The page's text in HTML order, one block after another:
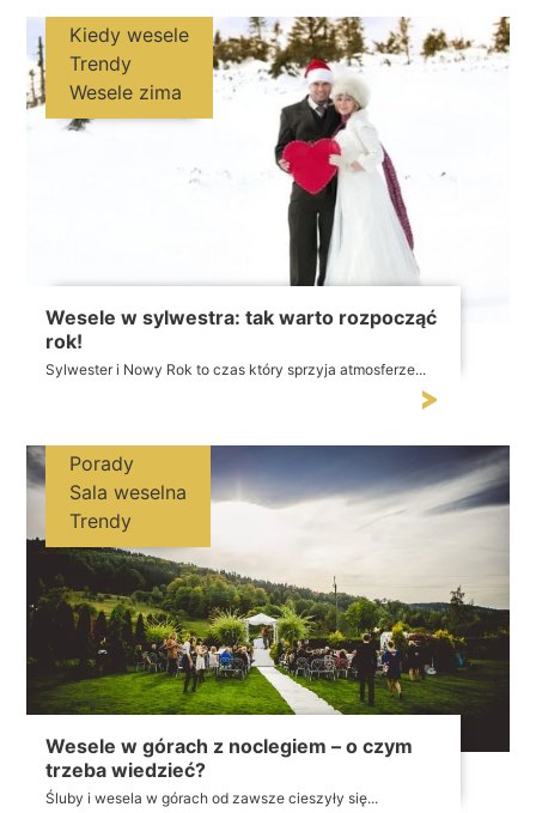
Wesele w sylwestra: tak warto rozpocząć
rok!
Sylwester i Nowy Rok to czas który sprzyja atmosferze...
Kiedy wesele
Trendy
Wesele zima
Wesele w górach z noclegiem – o czym
trzeba wiedzieć?
Śluby i wesela w górach od zawsze cieszyły się...
Porady
Sala weselna
Trendy